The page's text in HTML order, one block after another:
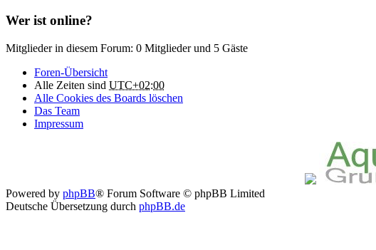
Wer ist online?
Mitglieder in diesem Forum: 0 Mitglieder und 5 Gäste
Foren-Übersicht
Alle Zeiten sind UTC+02:00
Alle Cookies des Boards löschen
Das Team
Impressum
Powered by phpBB® Forum Software © phpBB Limited
Deutsche Übersetzung durch phpBB.de